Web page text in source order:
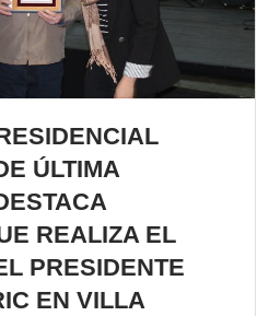
ÚLTIMA
REALIZA EL
PRESIDENTE
EN VILLA